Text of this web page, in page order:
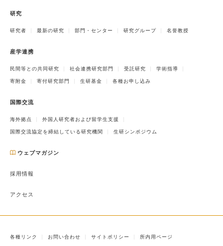
研究
研究者 最新の研究 部門・センター 研究グループ 名誉教授
産学連携
民間等との共同研究 社会連携研究部門 受託研究 学術指導
寄附金 寄付研究部門 生研基金 各種お申し込み
国際交流
海外拠点 外国人研究者および留学生支援
国際交流協定を締結している研究機関 生研シンポジウム
ウェブマガジン
採用情報
アクセス
各種リンク お問い合わせ サイトポリシー 所内用ページ